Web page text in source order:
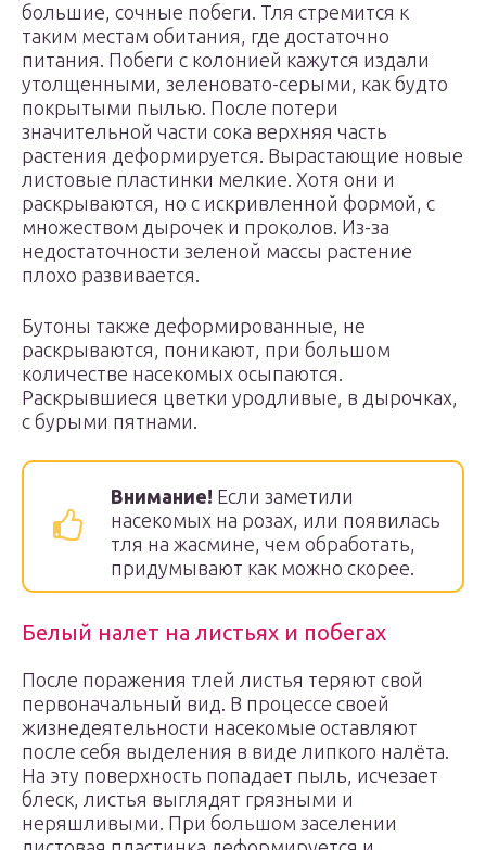
большие, сочные побеги. Тля стремится к
таким местам обитания, где достаточно
питания. Побеги с колонией кажутся издали
утолщенными, зеленовато-серыми, как будто
покрытыми пылью. После потери
значительной части сока верхняя часть
растения деформируется. Вырастающие новые
листовые пластинки мелкие. Хотя они и
раскрываются, но с искривленной формой, с
множеством дырочек и проколов. Из-за
недостаточности зеленой массы растение
плохо развивается.
Бутоны также деформированные, не
раскрываются, поникают, при большом
количестве насекомых осыпаются.
Раскрывшиеся цветки уродливые, в дырочках,
с бурыми пятнами.
Внимание! Если заметили
насекомых на розах, или появилась
тля на жасмине, чем обработать,
придумывают как можно скорее.
Белый налет на листьях и побегах
После поражения тлей листья теряют свой
первоначальный вид. В процессе своей
жизнедеятельности насекомые оставляют
после себя выделения в виде липкого налёта.
На эту поверхность попадает пыль, исчезает
блеск, листья выглядят грязными и
неряшливыми. При большом заселении